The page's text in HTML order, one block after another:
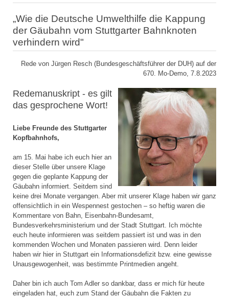
„Wie die Deutsche Umwelthilfe die Kappung
der Gäubahn vom Stuttgarter Bahnknoten
verhindern wird"
Rede von Jürgen Resch (Bundesgeschäftsführer der DUH) auf der
670. Mo-Demo, 7.8.2023
Redemanuskript - es gilt
das gesprochene Wort!
Liebe Freunde des Stuttgarter
Kopfbahnhofs,
am 15. Mai habe ich euch hier an
dieser Stelle über unsere Klage
gegen die geplante Kappung der
Gäubahn informiert. Seitdem sind
keine drei Monate vergangen. Aber mit unserer Klage haben wir ganz
offensichtlich in ein Wespennest gestochen – so heftig waren die
Kommentare von Bahn, Eisenbahn-Bundesamt,
Bundesverkehrsministerium und der Stadt Stuttgart. Ich möchte
euch heute informieren was seitdem passiert ist und was in den
kommenden Wochen und Monaten passieren wird. Denn leider
haben wir hier in Stuttgart ein Informationsdefizit bzw. eine gewisse
Unausgewogenheit, was bestimmte Printmedien angeht.
Daher bin ich auch Tom Adler so dankbar, dass er mich für heute
eingeladen hat, euch zum Stand der Gäubahn die Fakten zu